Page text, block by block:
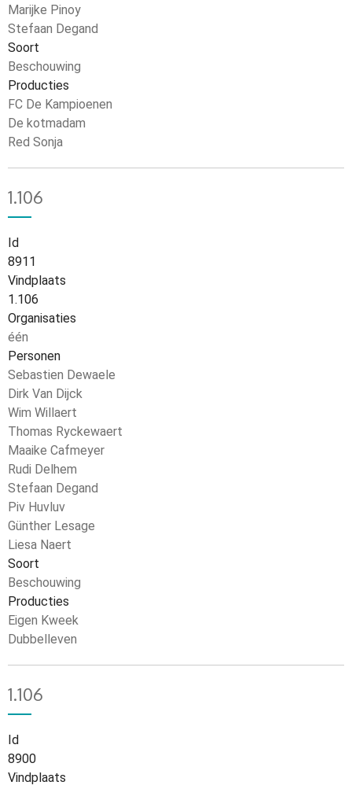
Marijke Pinoy
Stefaan Degand
Soort
Beschouwing
Producties
FC De Kampioenen
De kotmadam
Red Sonja
1.106
Id
8911
Vindplaats
1.106
Organisaties
één
Personen
Sebastien Dewaele
Dirk Van Dijck
Wim Willaert
Thomas Ryckewaert
Maaike Cafmeyer
Rudi Delhem
Stefaan Degand
Piv Huvluv
Günther Lesage
Liesa Naert
Soort
Beschouwing
Producties
Eigen Kweek
Dubbelleven
1.106
Id
8900
Vindplaats